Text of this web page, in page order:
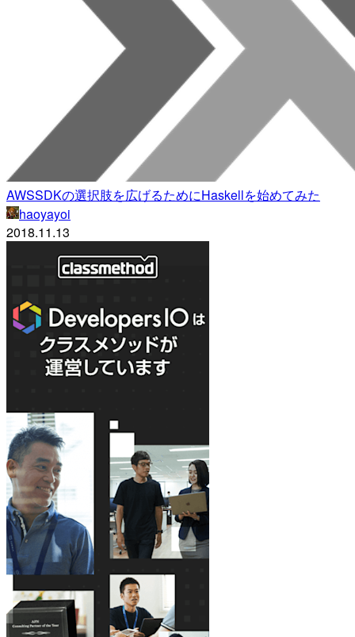
AWSSDKの選択肢を広げるためにHaskellを始めてみた
haoyayoi
2018.11.13